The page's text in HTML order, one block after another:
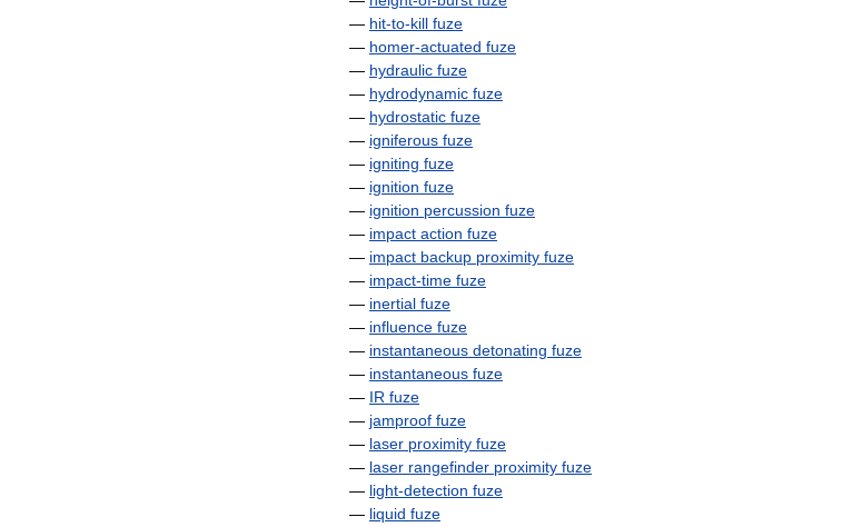
— hit-to-kill fuze
— homer-actuated fuze
— hydraulic fuze
— hydrodynamic fuze
— hydrostatic fuze
— igniferous fuze
— igniting fuze
— ignition fuze
— ignition percussion fuze
— impact action fuze
— impact backup proximity fuze
— impact-time fuze
— inertial fuze
— influence fuze
— instantaneous detonating fuze
— instantaneous fuze
— IR fuze
— jamproof fuze
— laser proximity fuze
— laser rangefinder proximity fuze
— light-detection fuze
— liquid fuze